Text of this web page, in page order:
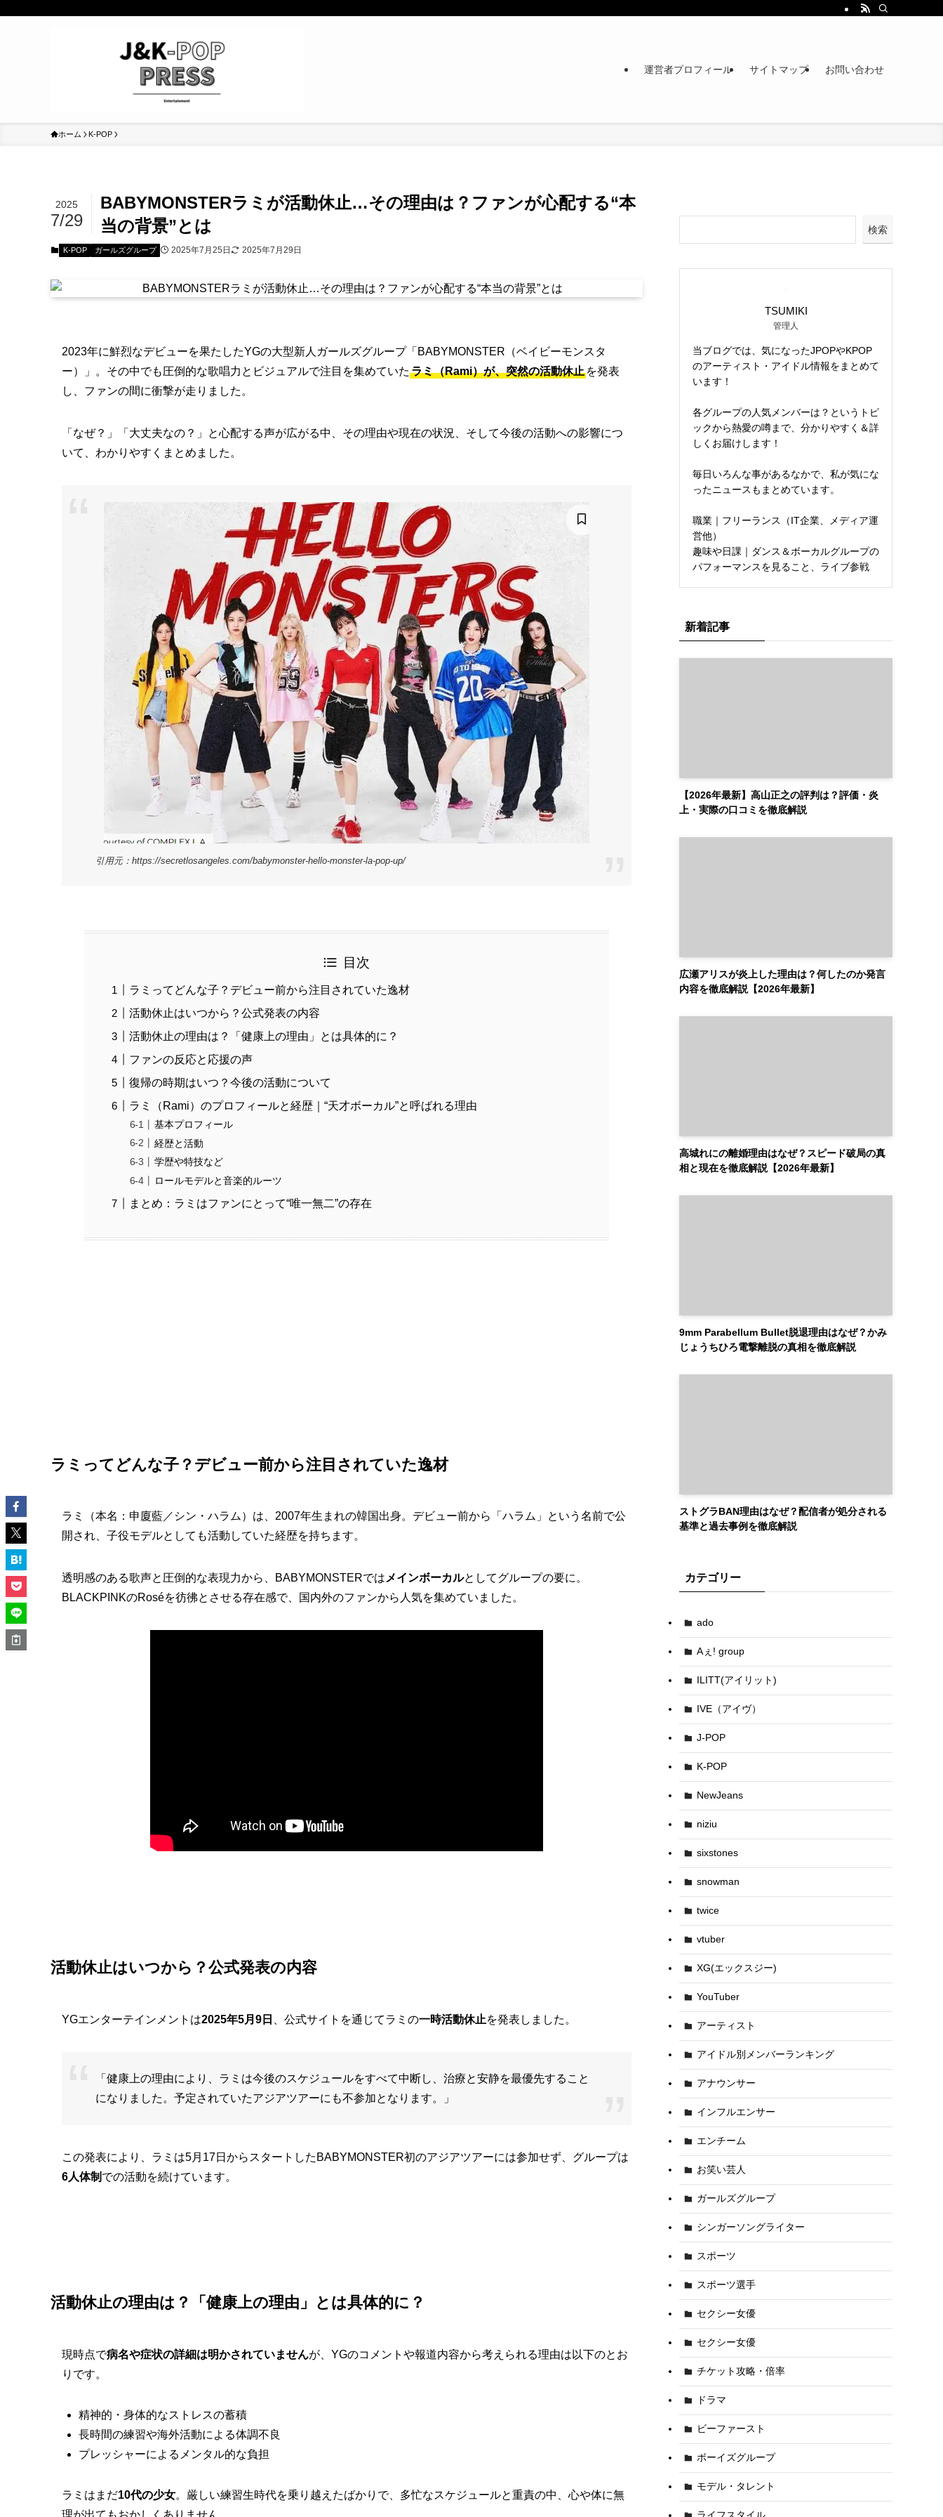
運営者プロフィール サイトマップ お問い合わせ
ホーム K-POP
BABYMONSTERラミが活動休止…その理由は？ファンが心配する“本
当の背景”とは
2025
7/29
K-POP ガールズグループ 2025年7月25日 2025年7月29日
2023年に鮮烈なデビューを果たしたYGの大型新人ガールズグループ「BABYMONSTER（ベイビーモンスタ
ー）」。その中でも圧倒的な歌唱力とビジュアルで注目を集めていた ラミ（Rami）が、突然の活動休止 を発表
し、ファンの間に衝撃が走りました。
「なぜ？」「大丈夫なの？」と心配する声が広がる中、その理由や現在の状況、そして今後の活動への影響につ
いて、わかりやすくまとめました。
引用元：https://secretlosangeles.com/babymonster-hello-monster-la-pop-up/
目次
ラミってどんな子？デビュー前から注目されていた逸材
活動休止はいつから？公式発表の内容
活動休止の理由は？「健康上の理由」とは具体的に？
ファンの反応と応援の声
復帰の時期はいつ？今後の活動について
ラミ（Rami）のプロフィールと経歴｜“天才ボーカル”と呼ばれる理由
基本プロフィール
経歴と活動
学歴や特技など
ロールモデルと音楽的ルーツ
まとめ：ラミはファンにとって“唯一無二”の存在
ラミってどんな子？デビュー前から注目されていた逸材
ラミ（本名：申廈藍／シン・ハラム）は、2007年生まれの韓国出身。デビュー前から「ハラム」という名前で公
開され、子役モデルとしても活動していた経歴を持ちます。
透明感のある歌声と圧倒的な表現力から、BABYMONSTERでは メインボーカルとしてグループの要に。
BLACKPINKのRoséを彷彿とさせる存在感で、国内外のファンから人気を集めていました。
活動休止はいつから？公式発表の内容
YGエンターテインメントは2025年5月9日 、公式サイトを通じてラミの一時活動休止を発表しました。
「健康上の理由により、ラミは今後のスケジュールをすべて中断し、治療と安静を最優先すること
になりました。予定されていたアジアツアーにも不参加となります。」
この発表により、ラミは5月17日からスタートしたBABYMONSTER初のアジアツアーには参加せず、グループは
6人体制 での活動を続けています。
活動休止の理由は？「健康上の理由」とは具体的に？
現時点で病名や症状の詳細は明かされていませんが、YGのコメントや報道内容から考えられる理由は以下のとお
りです。
精神的・身体的なストレスの蓄積
長時間の練習や海外活動による体調不良
プレッシャーによるメンタル的な負担
ラミはまだ10代の少女。厳しい練習生時代を乗り越えたばかりで、多忙なスケジュールと重責の中、心や体に無
検索
TSUMIKI
管理人
当ブログでは、気になったJPOPやKPOP
のアーティスト・アイドル情報をまとめて
います！
各グループの人気メンバーは？というトピ
ックから熱愛の噂まで、分かりやすく＆詳
しくお届けします！
毎日いろんな事があるなかで、私が気にな
ったニュースもまとめています。
職業｜フリーランス（IT企業、メディア運
営他）
趣味や日課｜ダンス＆ボーカルグループの
パフォーマンスを見ること、ライブ参戦
新着記事
【2026年最新】高山正之の評判は？評価・炎
上・実際の口コミを徹底解説
広瀬アリスが炎上した理由は？何したのか発言
内容を徹底解説【2026年最新】
高城れにの離婚理由はなぜ？スピード破局の真
相と現在を徹底解説【2026年最新】
9mm Parabellum Bullet脱退理由はなぜ？かみ
じょうちひろ電撃離脱の真相を徹底解説
ストグラBAN理由はなぜ？配信者が処分される
基準と過去事例を徹底解説
カテゴリー
ado
Aぇ! group
ILITT(アイリット)
IVE（アイヴ）
J-POP
K-POP
NewJeans
niziu
sixstones
snowman
twice
vtuber
XG(エックスジー)
YouTuber
アーティスト
アイドル別メンバーランキング
アナウンサー
インフルエンサー
エンチーム
お笑い芸人
ガールズグループ
シンガーソングライター
スポーツ
スポーツ選手
セクシー女優
セクシー女優
チケット攻略・倍率
ドラマ
ビーファースト
ボーイズグループ
モデル・タレント